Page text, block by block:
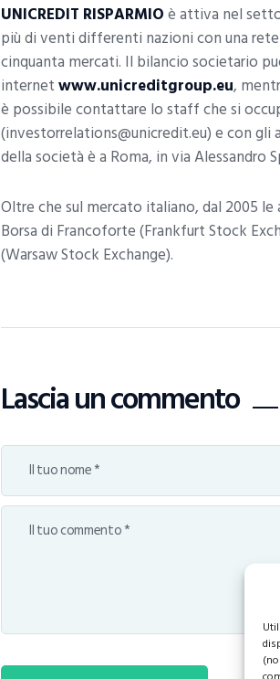
UNICREDIT RISPARMIOè attiva nel
più di venti differenti nazioni con una
cinquanta mercati. Il bilancio societario
internetwww.unicreditgroup.eu,
è possibile contattare lo staff che si
(investorrelations@unicredit.eu) e con
della società è a Roma, in via Alessandro
Oltre che sul mercato italiano, dal 2005
Borsa di Francoforte (Frankfurt Stock
(Warsaw Stock Exchange).
Lascia un commento